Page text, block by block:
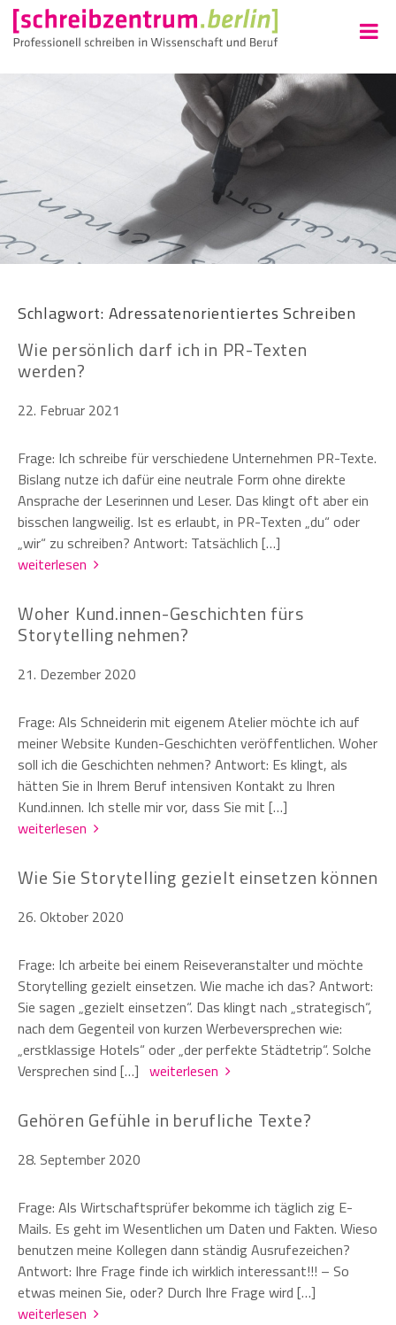
Schlagwort: Adressatenorientiertes Schreiben
Wie persönlich darf ich in PR-Texten
werden?
22. Februar 2021
Frage: Ich schreibe für verschiedene Unternehmen PR-Texte.
Bislang nutze ich dafür eine neutrale Form ohne direkte
Ansprache der Leserinnen und Leser. Das klingt oft aber ein
bisschen langweilig. Ist es erlaubt, in PR-Texten „du“ oder
„wir“ zu schreiben? Antwort: Tatsächlich […]
weiterlesen
Woher Kund.innen-Geschichten fürs
Storytelling nehmen?
21. Dezember 2020
Frage: Als Schneiderin mit eigenem Atelier möchte ich auf
meiner Website Kunden-Geschichten veröffentlichen. Woher
soll ich die Geschichten nehmen? Antwort: Es klingt, als
hätten Sie in Ihrem Beruf intensiven Kontakt zu Ihren
Kund.innen. Ich stelle mir vor, dass Sie mit […]
weiterlesen
Wie Sie Storytelling gezielt einsetzen können
26. Oktober 2020
Frage: Ich arbeite bei einem Reiseveranstalter und möchte
Storytelling gezielt einsetzen. Wie mache ich das? Antwort:
Sie sagen „gezielt einsetzen“. Das klingt nach „strategisch“,
nach dem Gegenteil von kurzen Werbeversprechen wie:
„erstklassige Hotels“ oder „der perfekte Städtetrip“. Solche
Versprechen sind […] weiterlesen
Gehören Gefühle in berufliche Texte?
28. September 2020
Frage: Als Wirtschaftsprüfer bekomme ich täglich zig E-
Mails. Es geht im Wesentlichen um Daten und Fakten. Wieso
benutzen meine Kollegen dann ständig Ausrufezeichen?
Antwort: Ihre Frage finde ich wirklich interessant!!! – So
etwas meinen Sie, oder? Durch Ihre Frage wird […]
weiterlesen